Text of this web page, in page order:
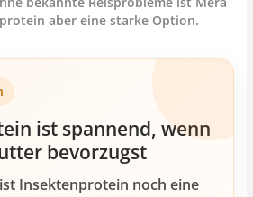
aber eine starke Option.
ist spannend, wenn
bevorzugst
Insektenprotein noch eine